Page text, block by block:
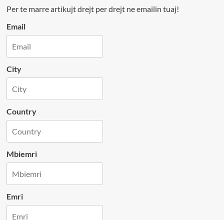
Per te marre artikujt drejt per drejt ne emailin tuaj!
Email
City
Country
Mbiemri
Emri